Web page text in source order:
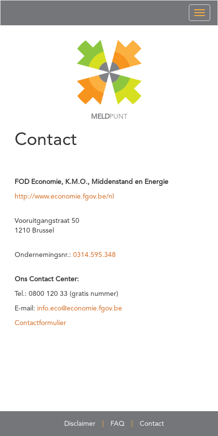
MELDPUNT
Contact
FOD Economie, K.M.O., Middenstand en Energie
http://www.economie.fgov.be/nl
Vooruitgangstraat 50
1210 Brussel
Ondernemingsnr.: 0314.595.348
Ons Contact Center:
Tel.: 0800 120 33 (gratis nummer)
E-mail: info.eco@economie.fgov.be
Contactformulier
Disclaimer FAQ Contact